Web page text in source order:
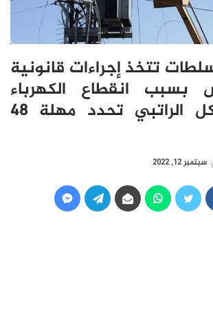
تتخذ إجراءات قانونية
انقطاع الكهرباء
ولجنة الهيكل الراتبي تحدد مهلة 48
سبتمبر 12, 2022